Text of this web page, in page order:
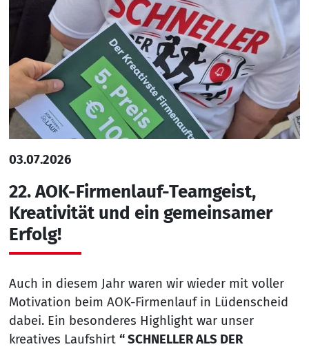
03.07.2026
22. AOK-Firmenlauf-Teamgeist,
Kreativität und ein gemeinsamer
Erfolg!
Auch in diesem Jahr waren wir wieder mit voller
Motivation beim AOK-Firmenlauf in Lüdenscheid
dabei. Ein besonderes Highlight war unser
kreatives Laufshirt “ SCHNELLER ALS DER